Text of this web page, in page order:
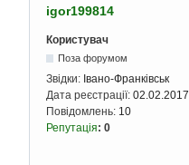
igor199814
Користувач
Поза форумом
Звідки: Івано-Франківськ
Дата реєстрації: 02.02.2017
Повідомлень: 10
Репутація: 0